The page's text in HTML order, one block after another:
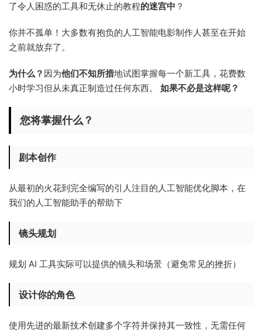
了令人困惑的工具和无休止的教程的迷宫中 ？
你并不孤单！大多数有抱负的人工智能电影制作人甚至在开始
之前就放弃了。
为什么？ 因为他们不知所措地试图掌握每一个新工具，花费数
小时学习但从未真正制造过任何东西。 如果不必是这样呢？
您将掌握什么？
剧本创作
从最初的火花到完全编写的引人注目的人工智能优化脚本，在
我们的人工智能助手的帮助下
镜头规划
规划 AI 工具实际可以提供的镜头和场景（避免常见的挫折）
设计你的角色
使用先进的最新技术创建多个字符并保持其一致性，无需任何